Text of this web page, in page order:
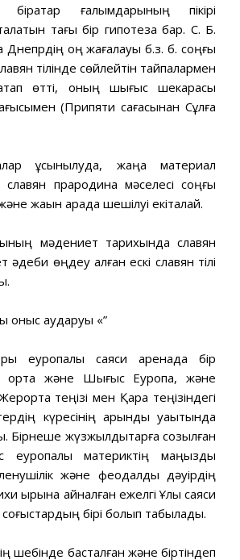
бірқатар ғалымдарының пікірі
тағы бір гипотеза бар. С. Б.
оң жағалауы б.з. б. соңғы
тілінде сөйлейтін тайпалармен
атап өтті, оның шығыс шекарасы
(Припяти сағасынан Сұлға
ұсынылуда, жаңа материал
славян прародина мәселесі соңғы
жақын арада шешілуі екіталай.
мәдениет тарихында славян
әдеби өңдеу алған ескі славян тілі
қоныс аударуы «”
еуропалық саяси аренада бір
орта және Шығыс Еуропа, және
теңізі мен Қара теңізіндегі
күресінің қарқынды уақытында
Бірнеше жүзжылдықтарға созылған
еуропалық материктің маңызды
және феодалдық дәуірдің
қырына айналған ежелгі Ұлы саяси
бірі болып табылады.
шебінде басталған және біртіндеп